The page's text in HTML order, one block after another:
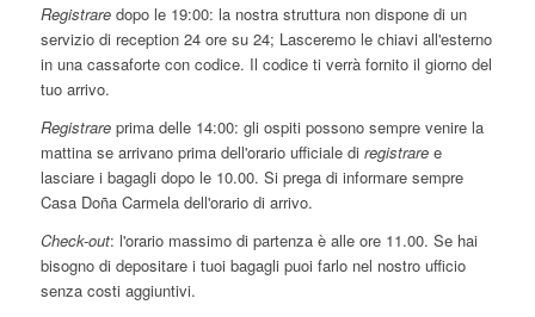
Registraredopo le 19:00: la nostra struttura non dispone di un
servizio di reception 24 ore su 24; Lasceremo le chiavi all'esterno
in una cassaforte con codice. Il codice ti verrà fornito il giorno del
tuo arrivo.
Registrareprima delle 14:00: gli ospiti possono sempre venire la
mattina se arrivano prima dell'orario ufficiale di registrare e
lasciare i bagagli dopo le 10.00. Si prega di informare sempre
Casa Doña Carmela dell'orario di arrivo.
Check-out: l'orario massimo di partenza è alle ore 11.00. Se hai
bisogno di depositare i tuoi bagagli puoi farlo nel nostro ufficio
senza costi aggiuntivi.